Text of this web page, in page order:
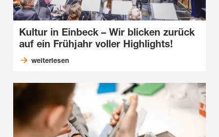
Kultur in Einbeck – Wir blicken zurück
auf ein Frühjahr voller Highlights!
weiterlesen